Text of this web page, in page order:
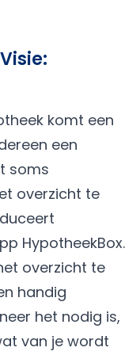
komt een
een
soms
overzicht te
HypotheekBox.
overzicht te
handig
het nodig is,
van je wordt